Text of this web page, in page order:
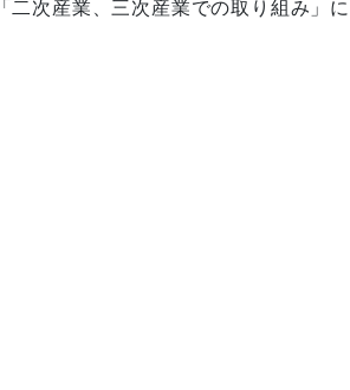
二次産業、三次産業での取り組み」に